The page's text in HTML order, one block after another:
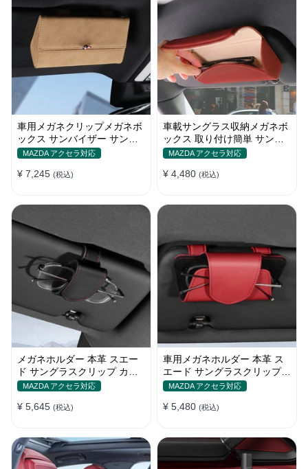
車用メガネクリップメガネボ
ックス サンバイザー サング
ラスホルダー 取り付け簡単
MAZDA アクセラ対応
¥ 7,245 (税込)
車載サングラス収納メガネボ
ックス 取り付け簡単 サンバ
イザー 車用メガネケース 小
MAZDA アクセラ対応
¥ 4,480 (税込)
メガネホルダー 本革 スエー
ド サングラスクリップ カー
サンバイザー 用 カード収納
MAZDA アクセラ対応
¥ 5,645 (税込)
車用メガネホルダー 本革 ス
エード サングラスクリップ
サングラスケース 便利グッズ
簡単
MAZDA アクセラ対応
¥ 5,480 (税込)